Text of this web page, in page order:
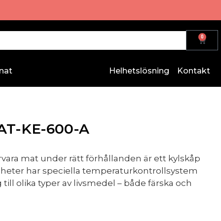
0
Helhetslösning Kontakt
KE-600-A
mat under rätt förhållanden är ett kylskåp
har speciella temperaturkontrollsystem
olika typer av livsmedel – både färska och